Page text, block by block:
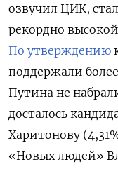
озвучил ЦИК,
рекордно
По утверждению
поддержали
Путина не
досталось
Харитонову
«Новых людей»